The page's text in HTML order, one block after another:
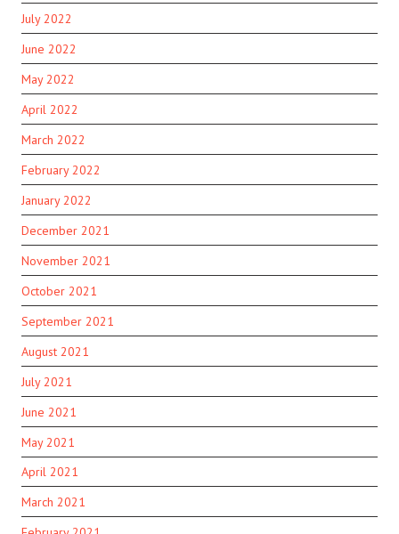
July 2022
June 2022
May 2022
April 2022
March 2022
February 2022
January 2022
December 2021
November 2021
October 2021
September 2021
August 2021
July 2021
June 2021
May 2021
April 2021
March 2021